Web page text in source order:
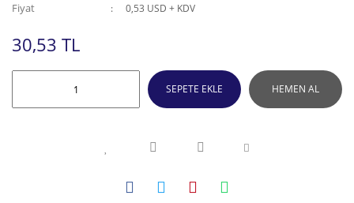
Fiyat 0,53 USD + KDV
30,53 TL
SEPETE EKLE HEMEN AL